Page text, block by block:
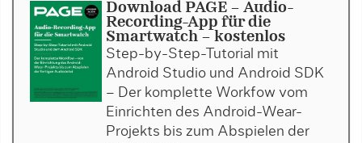
Download PAGE - Audio-
Recording-App für die
Smartwatch - kostenlos
Step-by-Step-Tutorial mit
Android Studio und Android SDK
– Der komplette Workfow vom
Einrichten des Android-Wear-
Projekts bis zum Abspielen der